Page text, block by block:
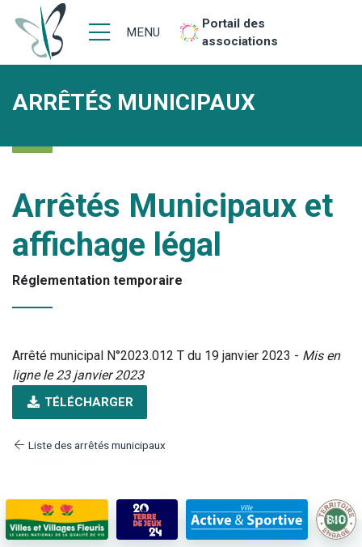
MENU
Portail des
associations
ARRÊTÉS MUNICIPAUX
Arrêtés Municipaux et
affichage légal
Réglementation temporaire
Arrêté municipal N°2023.012 T du 19 janvier 2023 - Mis en
ligne le 23 janvier 2023
TÉLÉCHARGER
Liste des arrêtés municipaux